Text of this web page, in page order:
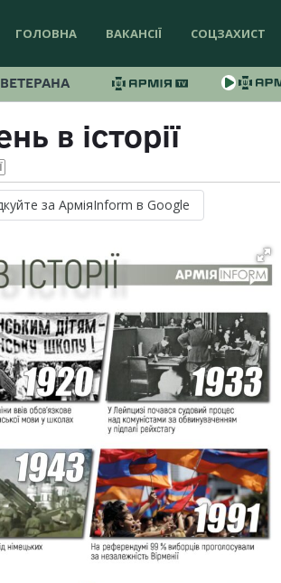
ГОЛОВНА ВАКАНСІЇ СОЦЗАХИСТ
в історії
за АрміяInform в Google